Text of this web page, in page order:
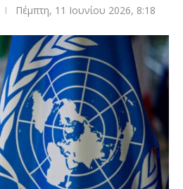
Πέμπτη, 11 Ιουνίου 2026, 8:18